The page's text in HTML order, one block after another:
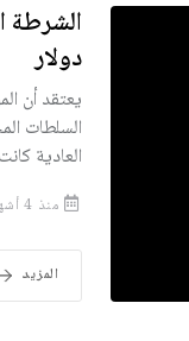
الشرطة
دولار
يعتقد أن
السلطات
العادية
منذ 4 أشهر
المزيد